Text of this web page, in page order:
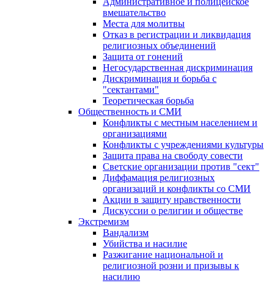
вмешательство
Места для молитвы
Отказ в регистрации и ликвидация
религиозных объединений
Защита от гонений
Негосударственная дискриминация
Дискриминация и борьба с
"сектантами"
Теоретическая борьба
Общественность и СМИ
Конфликты с местным населением и
организациями
Конфликты с учреждениями культуры
Защита права на свободу совести
Светские организации против "сект"
Диффамация религиозных
организаций и конфликты со СМИ
Акции в защиту нравственности
Дискуссии о религии и обществе
Экстремизм
Вандализм
Убийства и насилие
Разжигание национальной и
религиозной розни и призывы к
насилию